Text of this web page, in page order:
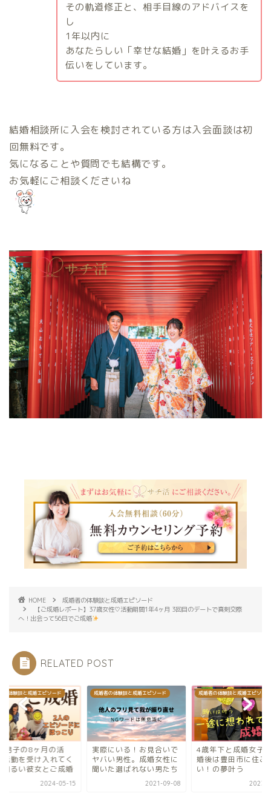
その軌道修正と、相手目線のアドバイスを
し
1 年以内に
あなたらしい「幸せな結婚」を叶えるお手
伝いをしています。
結婚相談所に入会を検討されている方は入会面談は初
回無料です。
気になることや質問でも結構です。
お気軽にご相談くださいね
HOME
成婚者の体験談と成婚エピソード
【ご成婚レポート】37歳女性♡活動期間1年4ヶ月 3回目のデートで真剣交際
へ！出会って56日でご成婚
RELATED POST
成婚者の体験談と成婚エピソード
実際にいる！お見合いで
ヤバい男性。成婚女性に
聞いた選ばれない男たち
2021-09-08
成婚者の体験談と成婚エピソード
4歳年下と成婚女子
結
婚後は豊田市に住みた
い！の夢叶う
2023-12-03
成婚者の体験談
20代男子
動。転勤
れた明る